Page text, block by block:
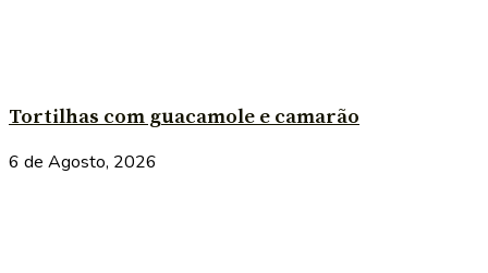
Tortilhas com guacamole e camarão
6 de Agosto, 2026